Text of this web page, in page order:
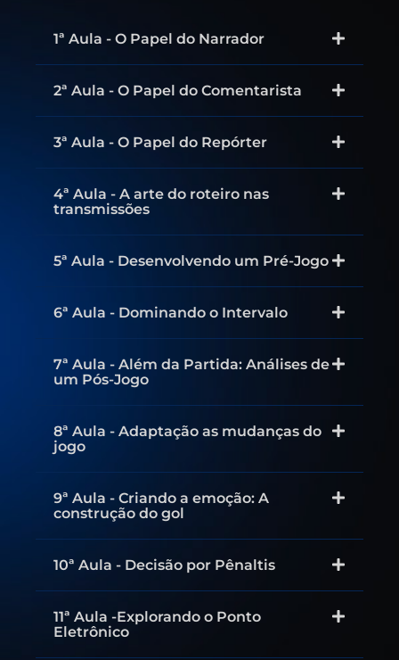
1ª Aula - O Papel do Narrador
2ª Aula - O Papel do Comentarista
3ª Aula - O Papel do Repórter
4ª Aula - A arte do roteiro nas
transmissões
5ª Aula - Desenvolvendo um Pré-Jogo
6ª Aula - Dominando o Intervalo
7ª Aula - Além da Partida: Análises de
um Pós-Jogo
8ª Aula - Adaptação as mudanças do
jogo
9ª Aula - Criando a emoção: A
construção do gol
10ª Aula - Decisão por Pênaltis
11ª Aula -Explorando o Ponto
Eletrônico